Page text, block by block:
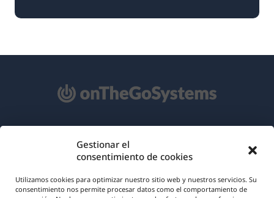
Gestionar el
consentimiento de cookies
Utilizamos cookies para optimizar nuestro sitio web y nuestros servicios. Su
consentimiento nos permite procesar datos como el comportamiento de
RGPD y Política de Privacidad
Únete a nuestro equipo(se